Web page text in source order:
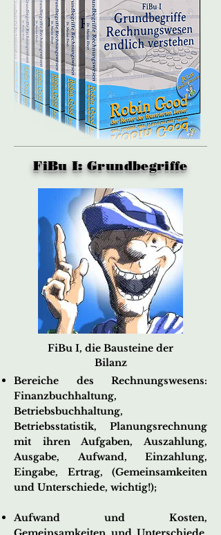
FiBu I: Grundbegriffe
FiBu I, die Bausteine der
Bilanz
Bereiche des Rechnungswesens:
Finanzbuchhaltung,
Betriebsbuchhaltung,
Betriebsstatistik, Planungsrechnung
mit ihren Aufgaben, Auszahlung,
Ausgabe,Aufwand, Einzahlung,
Eingabe, Ertrag, (Gemeinsamkeiten
und Unterschiede, wichtig!);
Aufwand und Kosten,